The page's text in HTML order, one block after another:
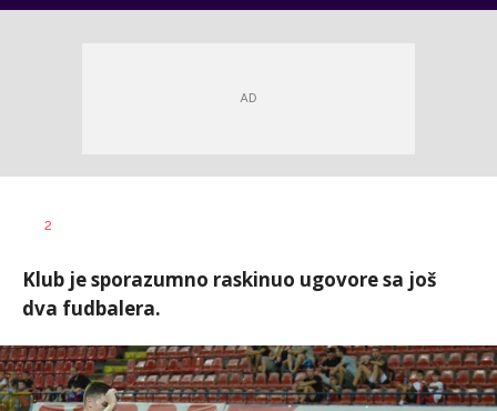
AUTOR
2
Klub je sporazumno raskinuo ugovore sa još
dva fudbalera.